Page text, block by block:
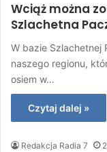
Wciąż można
Szlachetna
W bazie Szlachetnej
naszego regionu,
osiem w…
Czytaj dalej »
Redakcja Radia 7